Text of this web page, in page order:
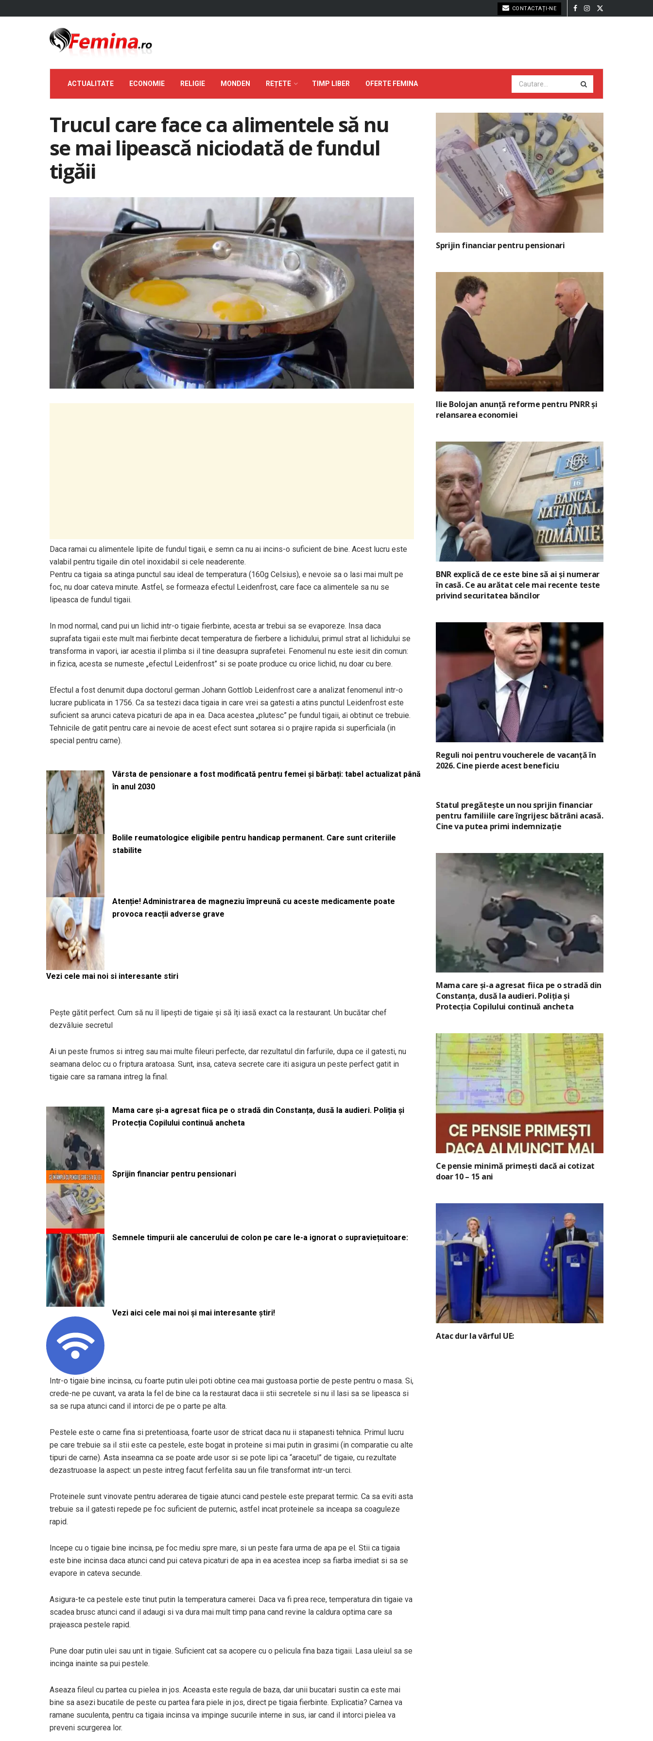
CONTACTAȚI-NE
ACTUALITATE ECONOMIE RELIGIE MONDEN REȚETE TIMP LIBER OFERTE FEMINA
Trucul care face ca alimentele să nu
se mai lipească niciodată de fundul
tigăii
Daca ramai cu alimentele lipite de fundul tigaii, e semn ca nu ai incins-o suficient de bine. Acest lucru este
valabil pentru tigaile din otel inoxidabil si cele neaderente.
Pentru ca tigaia sa atinga punctul sau ideal de temperatura (160g Celsius), e nevoie sa o lasi mai mult pe
foc, nu doar cateva minute. Astfel, se formeaza efectul Leidenfrost, care face ca alimentele sa nu se
lipeasca de fundul tigaii.
In mod normal, cand pui un lichid intr-o tigaie fierbinte, acesta ar trebui sa se evaporeze. Insa daca
suprafata tigaii este mult mai fierbinte decat temperatura de fierbere a lichidului, primul strat al lichidului se
transforma in vapori, iar acestia il plimba si il tine deasupra suprafetei. Fenomenul nu este iesit din comun:
in fizica, acesta se numeste „efectul Leidenfrost” si se poate produce cu orice lichid, nu doar cu bere.
Efectul a fost denumit dupa doctorul german Johann Gottlob Leidenfrost care a analizat fenomenul intr-o
lucrare publicata in 1756. Ca sa testezi daca tigaia in care vrei sa gatesti a atins punctul Leidenfrost este
suficient sa arunci cateva picaturi de apa in ea. Daca acestea „plutesc” pe fundul tigaii, ai obtinut ce trebuie.
Tehnicile de gatit pentru care ai nevoie de acest efect sunt sotarea si o prajire rapida si superficiala (in
special pentru carne).
Vârsta de pensionare a fost modificată pentru femei și bărbați: tabel actualizat până
în anul 2030
Bolile reumatologice eligibile pentru handicap permanent. Care sunt criteriile
stabilite
Atenție! Administrarea de magneziu împreună cu aceste medicamente poate
provoca reacții adverse grave
Vezi cele mai noi si interesante stiri
Pește gătit perfect. Cum să nu îl lipești de tigaie și să îți iasă exact ca la restaurant. Un bucătar chef
dezvăluie secretul
Ai un peste frumos si intreg sau mai multe fileuri perfecte, dar rezultatul din farfurile, dupa ce il gatesti, nu
seamana deloc cu o friptura aratoasa. Sunt, insa, cateva secrete care iti asigura un peste perfect gatit in
tigaie care sa ramana intreg la final.
Mama care și-a agresat fiica pe o stradă din Constanța, dusă la audieri. Poliția și
Protecția Copilului continuă ancheta
Sprijin financiar pentru pensionari
Semnele timpurii ale cancerului de colon pe care le-a ignorat o supraviețuitoare:
Vezi aici cele mai noi și mai interesante știri!
Intr-o tigaie bine incinsa, cu foarte putin ulei poti obtine cea mai gustoasa portie de peste pentru o masa. Si,
crede-ne pe cuvant, va arata la fel de bine ca la restaurat daca ii stii secretele si nu il lasi sa se lipeasca si
sa se rupa atunci cand il intorci de pe o parte pe alta.
Pestele este o carne fina si pretentioasa, foarte usor de stricat daca nu ii stapanesti tehnica. Primul lucru
pe care trebuie sa il stii este ca pestele, este bogat in proteine si mai putin in grasimi (in comparatie cu alte
tipuri de carne). Asta inseamna ca se poate arde usor si se pote lipi ca “aracetul” de tigaie, cu rezultate
dezastruoase la aspect: un peste intreg facut ferfelita sau un file transformat intr-un terci.
Proteinele sunt vinovate pentru aderarea de tigaie atunci cand pestele este preparat termic. Ca sa eviti asta
trebuie sa il gatesti repede pe foc suficient de puternic, astfel incat proteinele sa inceapa sa coaguleze
rapid.
Incepe cu o tigaie bine incinsa, pe foc mediu spre mare, si un peste fara urma de apa pe el. Stii ca tigaia
este bine incinsa daca atunci cand pui cateva picaturi de apa in ea acestea incep sa fiarba imediat si sa se
evapore in cateva secunde.
Asigura-te ca pestele este tinut putin la temperatura camerei. Daca va fi prea rece, temperatura din tigaie va
scadea brusc atunci cand il adaugi si va dura mai mult timp pana cand revine la caldura optima care sa
prajeasca pestele rapid.
Pune doar putin ulei sau unt in tigaie. Suficient cat sa acopere cu o pelicula fina baza tigaii. Lasa uleiul sa se
incinga inainte sa pui pestele.
Aseaza fileul cu partea cu pielea in jos. Aceasta este regula de baza, dar unii bucatari sustin ca este mai
bine sa asezi bucatile de peste cu partea fara piele in jos, direct pe tigaia fierbinte. Explicatia? Carnea va
ramane suculenta, pentru ca tigaia incinsa va impinge sucurile interne in sus, iar cand il intorci pielea va
preveni scurgerea lor.
Sprijin financiar pentru pensionari
Ilie Bolojan anunță reforme pentru PNRR și
relansarea economiei
BNR explică de ce este bine să ai și numerar
în casă. Ce au arătat cele mai recente teste
privind securitatea băncilor
Reguli noi pentru voucherele de vacanță în
2026. Cine pierde acest beneficiu
Statul pregătește un nou sprijin financiar
pentru familiile care îngrijesc bătrâni acasă.
Cine va putea primi indemnizație
Mama care și-a agresat fiica pe o stradă din
Constanța, dusă la audieri. Poliția și
Protecția Copilului continuă ancheta
Ce pensie minimă primești dacă ai cotizat
doar 10 – 15 ani
Atac dur la vârful UE: